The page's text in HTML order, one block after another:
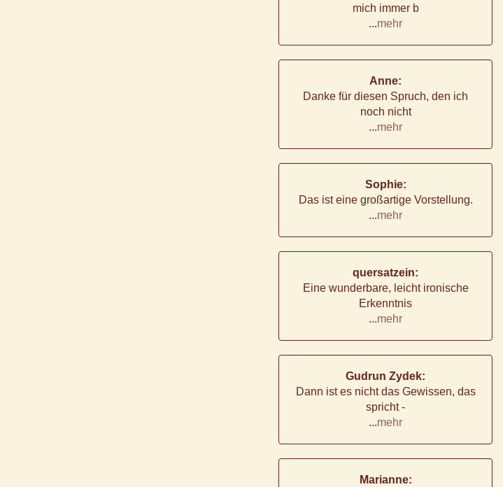
mich immer b
...mehr
Anne:
Danke für diesen Spruch, den ich
noch nicht
...mehr
Sophie:
Das ist eine großartige Vorstellung.
...mehr
quersatzein:
Eine wunderbare, leicht ironische
Erkenntnis
...mehr
Gudrun Zydek:
Dann ist es nicht das Gewissen, das
spricht -
...mehr
Marianne: